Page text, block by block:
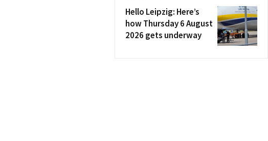
Hello Leipzig: Here’s
how Thursday 6 August
2026 gets underway